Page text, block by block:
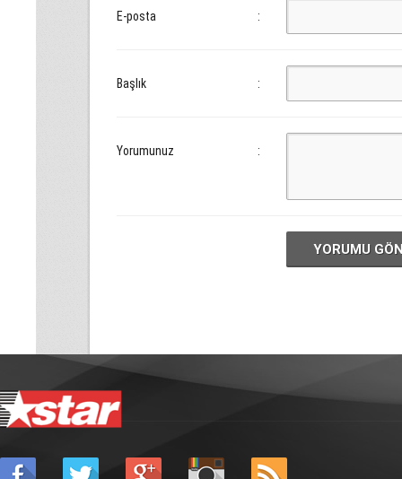
E-posta :
Başlık :
Yorumunuz :
YORUMU